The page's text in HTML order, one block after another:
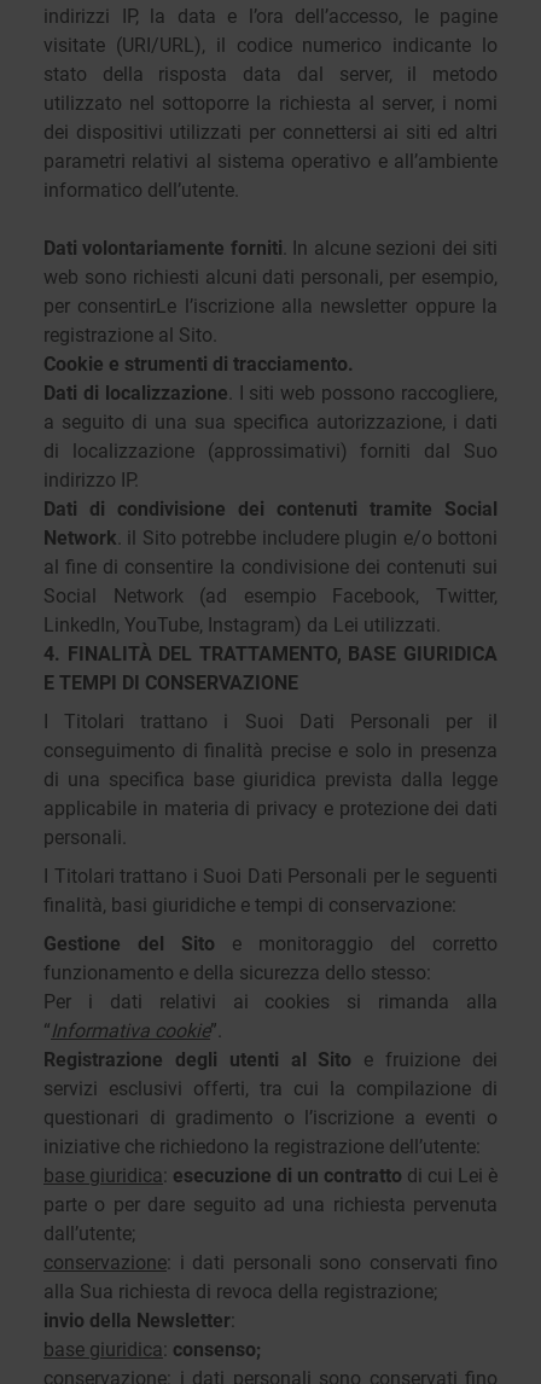
indirizzi IP, la data e l’ora dell’accesso, le pagine
visitate (URI/URL), il codice numerico indicante lo
stato della risposta data dal server, il metodo
utilizzato nel sottoporre la richiesta al server, i nomi
dei dispositivi utilizzati per connettersi ai siti ed altri
parametri relativi al sistema operativo e all’ambiente
informatico dell’utente.
Dati volontariamente forniti. In alcune sezioni dei siti
web sono richiesti alcuni dati personali, per esempio,
per consentirLe l’iscrizione alla newsletter oppure la
registrazione al Sito.
Cookie e strumenti di tracciamento.
Dati di localizzazione. I siti web possono raccogliere,
a seguito di una sua specifica autorizzazione, i dati
di localizzazione (approssimativi) forniti dal Suo
indirizzo IP.
Dati di condivisione dei contenuti tramite Social
Network. il Sito potrebbe includere plugin e/o bottoni
al fine di consentire la condivisione dei contenuti sui
Social Network (ad esempio Facebook, Twitter,
LinkedIn, YouTube, Instagram) da Lei utilizzati.
4. FINALITÀ DEL TRATTAMENTO, BASE GIURIDICA
E TEMPI DI CONSERVAZIONE
I Titolari trattano i Suoi Dati Personali per il
conseguimento di finalità precise e solo in presenza
di una specifica base giuridica prevista dalla legge
applicabile in materia di privacy e protezione dei dati
personali.
I Titolari trattano i Suoi Dati Personali per le seguenti
finalità, basi giuridiche e tempi di conservazione:
Gestione del Sito e monitoraggio del corretto
funzionamento e della sicurezza dello stesso:
Per i dati relativi ai cookies si rimanda alla
“Informativa cookie”.
Registrazione degli utenti al Sito e fruizione dei
servizi esclusivi offerti, tra cui la compilazione di
questionari di gradimento o l’iscrizione a eventi o
iniziative che richiedono la registrazione dell’utente:
base giuridica: esecuzione di un contratto di cui Lei è
parte o per dare seguito ad una richiesta pervenuta
dall’utente;
conservazione: i dati personali sono conservati fino
alla Sua richiesta di revoca della registrazione;
invio della Newsletter:
base giuridica: consenso;
conservazione: i dati personali sono conservati fino